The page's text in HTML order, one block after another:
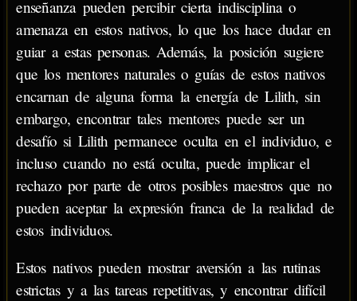
enseñanza pueden percibir cierta indisciplina o
amenaza en estos nativos, lo que los hace dudar en
guiar a estas personas. Además, la posición sugiere
que los mentores naturales o guías de estos nativos
encarnan de alguna forma la energía de Lilith, sin
embargo, encontrar tales mentores puede ser un
desafío si Lilith permanece oculta en el individuo, e
incluso cuando no está oculta, puede implicar el
rechazo por parte de otros posibles maestros que no
pueden aceptar la expresión franca de la realidad de
estos individuos.
Estos nativos pueden mostrar aversión a las rutinas
estrictas y a las tareas repetitivas, y encontrar difícil